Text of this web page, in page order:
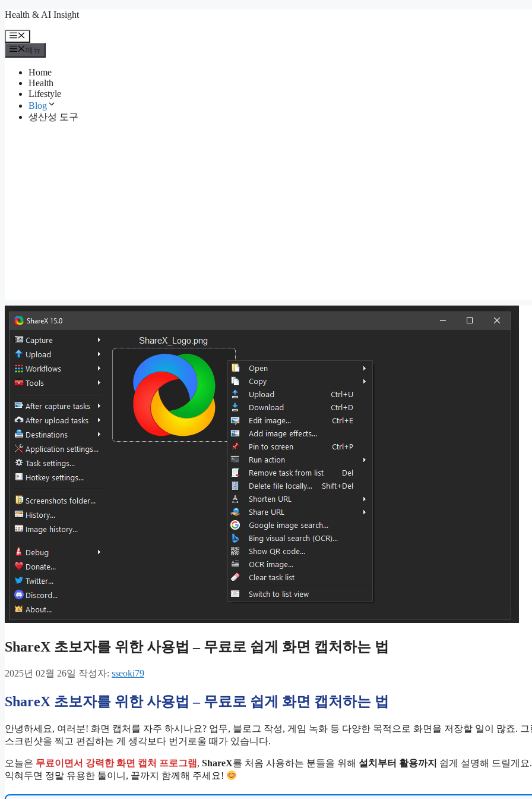
컨
츠
로
Health & AI Insight
메
뉴
메뉴
Home
Health
Lifestyle
Blog
생산성 도구
ShareX 초보자를 위한 사용법 – 무료로 쉽게 화면 캡처하는 법
2025년 02월 26일 작성자: sseoki79
ShareX 초보자를 위한 사용법 – 무료로 쉽게 화면 캡처하는 법
안녕하세요, 여러분! 화면 캡처를 자주 하시나요? 업무, 블로그 작성, 게임 녹화 등 다양한 목적으로 화면을 저장할 일이 많죠. 그
스크린샷을 찍고 편집하는 게 생각보다 번거로울 때가 있습니다.
오늘은 무료이면서 강력한 화면 캡처 프로그램 , ShareX를 처음 사용하는 분들을 위해 설치부터 활용까지 쉽게 설명해 드릴게요
익혀두면 정말 유용한 툴이니, 끝까지 함께해 주세요!